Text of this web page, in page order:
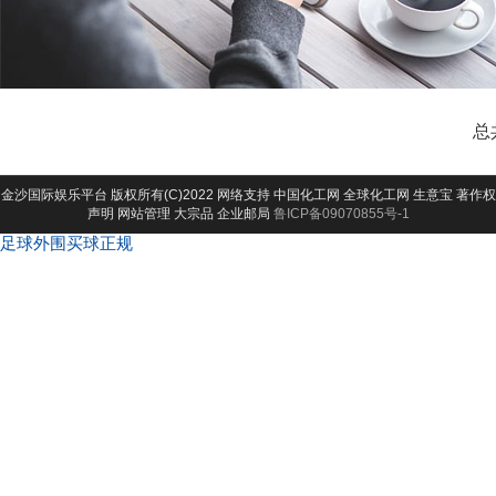
总
金沙国际娱乐平台 版权所有(C)2022 网络支持 中国化工网 全球化工网 生意宝 著作权
声明 网站管理 大宗品 企业邮局 鲁ICP备09070855号-1
足球外围买球正规